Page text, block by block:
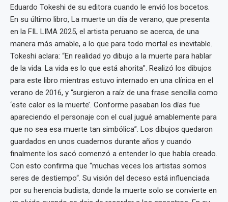
Eduardo Tokeshi de su editora cuando le envió los bocetos.
En su último libro, La muerte un día de verano, que presenta
en la FIL LIMA 2025, el artista peruano se acerca, de una
manera más amable, a lo que para todo mortal es inevitable.
Tokeshi aclara: “En realidad yo dibujo a la muerte para hablar
de la vida. La vida es lo que está ahorita”. Realizó los dibujos
para este libro mientras estuvo internado en una clínica en el
verano de 2016, y “surgieron a raíz de una frase sencilla como
‘este calor es la muerte’. Conforme pasaban los días fue
apareciendo el personaje con el cual jugué amablemente para
que no sea esa muerte tan simbólica”. Los dibujos quedaron
guardados en unos cuadernos durante años y cuando
finalmente los sacó comenzó a entender lo que había creado.
Con esto confirma que “muchas veces los artistas somos
seres de destiempo“. Su visión del deceso está influenciada
por su herencia budista, donde la muerte solo se convierte en